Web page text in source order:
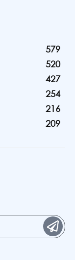
579
520
427
254
216
209